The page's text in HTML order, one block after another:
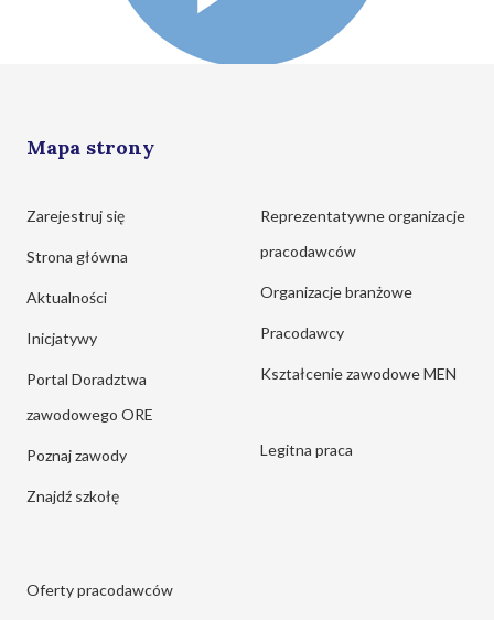
Mapa strony
Zarejestruj się
Strona główna
Aktualności
Inicjatywy
Portal Doradztwa
zawodowego ORE
Poznaj zawody
Znajdź szkołę
Reprezentatywne organizacje
pracodawców
Organizacje branżowe
Pracodawcy
Kształcenie zawodowe MEN
Legitna praca
Oferty pracodawców